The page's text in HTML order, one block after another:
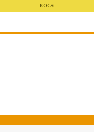
коса